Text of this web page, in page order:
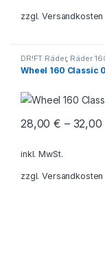
zzgl.Versandkosten
DR!FT Räder, Räder
Classic Line
Wheel 160 Classic
28,00€ – 32,00
inkl. MwSt.
zzgl.Versandkosten